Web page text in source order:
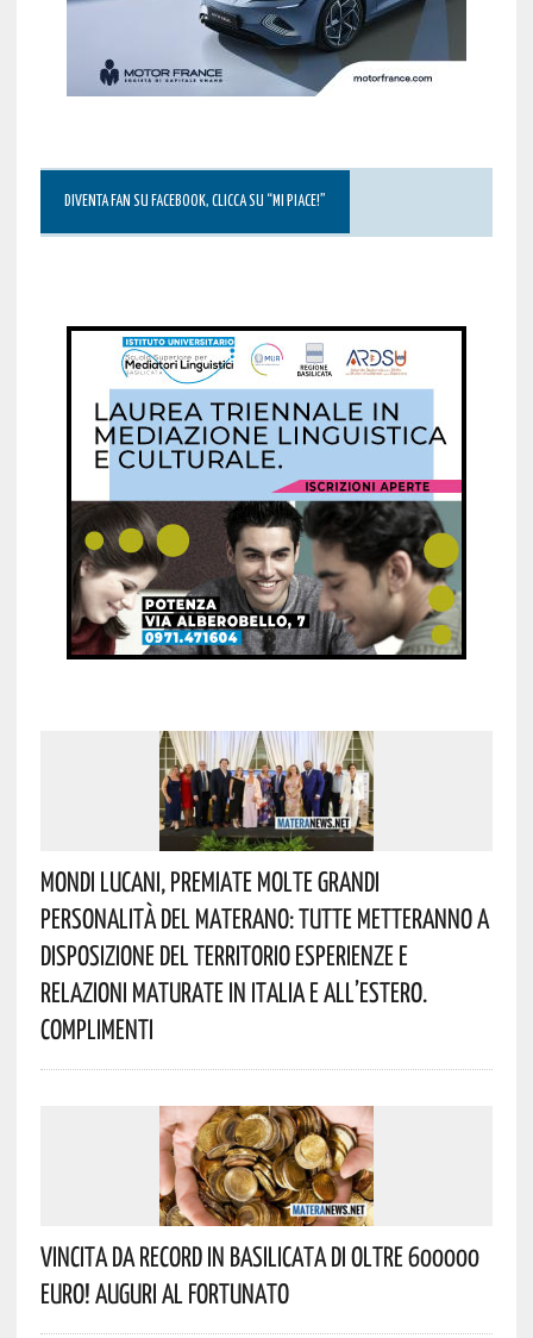
DIVENTA FAN SU FACEBOOK, CLICCA SU “MI PIACE!”
Mondi Lucani, Premiate Molte Grandi
Personalità Del Materano: Tutte Metteranno A
Disposizione Del Territorio Esperienze E
Relazioni Maturate In Italia E All’estero.
Complimenti
Vincita Da Record In Basilicata Di Oltre 600000
Euro! Auguri Al Fortunato